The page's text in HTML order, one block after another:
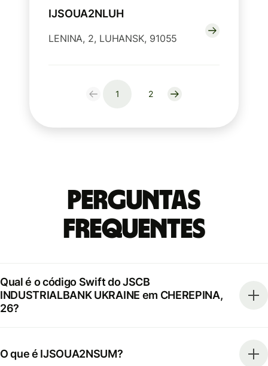
IJSOUA2NLUH
LENINA, 2, LUHANSK, 91055
1 2
Perguntas
frequentes
Qual é o código Swift do JSCB
INDUSTRIALBANK UKRAINE em CHEREPINA,
26?
O que é IJSOUA2NSUM?